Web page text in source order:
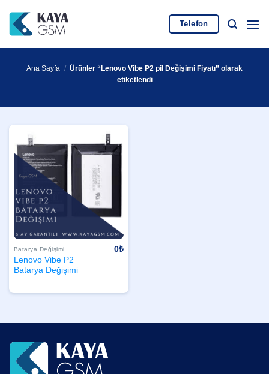
atla
Telefon
Ana Sayfa / Ürünler “Lenovo Vibe P2 pil Değişimi Fiyatı” olarak
etiketlendi
Batarya Değişimi
Lenovo Vibe P2
Batarya Değişimi
0₺